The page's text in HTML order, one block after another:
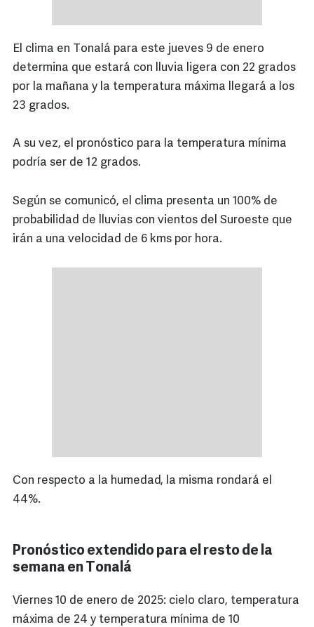
El clima en Tonalá para este jueves 9 de enero
determina que estará con lluvia ligera con 22 grados
por la mañana y la temperatura máxima llegará a los
23 grados.
A su vez, el pronóstico para la temperatura mínima
podría ser de 12 grados.
Según se comunicó, el clima presenta un 100% de
probabilidad de lluvias con vientos del Suroeste que
irán a una velocidad de 6 kms por hora.
Con respecto a la humedad, la misma rondará el
44%.
Pronóstico extendido para el resto de la
semana en Tonalá
Viernes 10 de enero de 2025: cielo claro, temperatura
máxima de 24 y temperatura mínima de 10